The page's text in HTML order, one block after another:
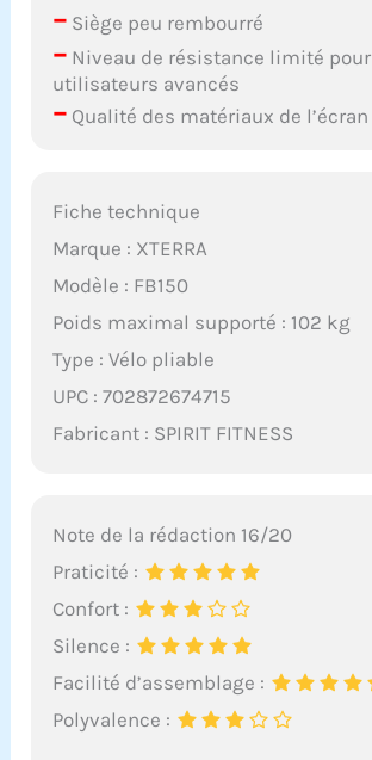
– Siège peu rembourré
– Niveau de résistance limité pour
utilisateurs avancés
– Qualité des matériaux de l’écran
Fiche technique
Marque : XTERRA
Modèle : FB150
Poids maximal supporté : 102 kg
Type : Vélo pliable
UPC : 702872674715
Fabricant : SPIRIT FITNESS
Note de la rédaction 16/20
Praticité :
Confort :
Silence :
Facilité d’assemblage :
Polyvalence :